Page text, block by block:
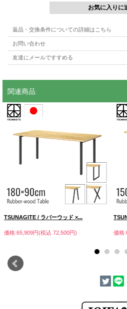
お届けいたしま
ラバーウッド支柱が特徴の
コンパクトなサイズ感で使用する場所を選ばな
デスク下のアンダーワゴンやソファー、ベッ
す。
棚板は立ち上がり付なので、物が落ちにくく
角には支柱としてφ35mmのラバーウッド丸棒
返品・交換条件についての詳細はこちら
お問い合わせ
友達にメールですすめる
関連商品
TSUNAGITE / ラバーウッド ×...
価格:65,909円(税込 72,500円) 価格